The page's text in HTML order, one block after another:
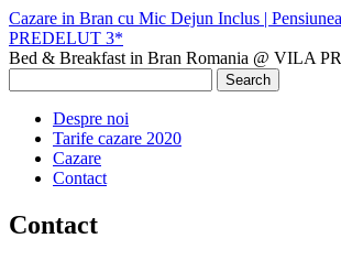
Cazare in Bran cu Mic Dejun Inclus |
PREDELUT 3*
Bed & Breakfast in Bran Romania @ VILA
Despre noi
Tarife cazare 2020
Cazare
Contact
Contact